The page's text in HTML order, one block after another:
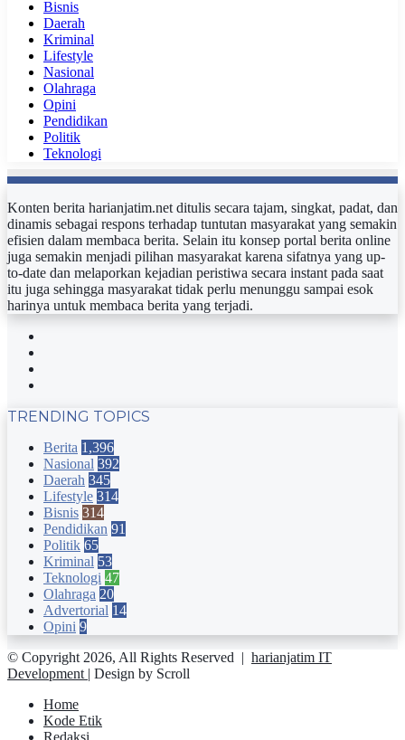
Bisnis
Daerah
Kriminal
Lifestyle
Nasional
Olahraga
Opini
Pendidikan
Politik
Teknologi
Konten berita harianjatim.net ditulis secara tajam, singkat, padat, dan
dinamis sebagai respons terhadap tuntutan masyarakat yang semakin
efisien dalam membaca berita. Selain itu konsep portal berita online
juga semakin menjadi pilihan masyarakat karena sifatnya yang up-
to-date dan melaporkan kejadian peristiwa secara instant pada saat
itu juga sehingga masyarakat tidak perlu menunggu sampai esok
harinya untuk membaca berita yang terjadi.
TRENDING TOPICS
Berita 1,396
Nasional 392
Daerah 345
Lifestyle 314
Bisnis 314
Pendidikan 91
Politik 65
Kriminal 53
Teknologi 47
Olahraga 20
Advertorial 14
Opini 9
© Copyright 2026, All Rights Reserved | harianjatim IT
Development | Design by Scroll
Home
Kode Etik